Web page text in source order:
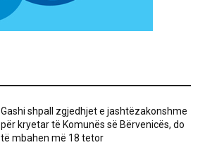
Gashi shpall zgjedhjet e jashtëzakonshme
për kryetar të Komunës së Bërvenicës, do
të mbahen më 18 tetor